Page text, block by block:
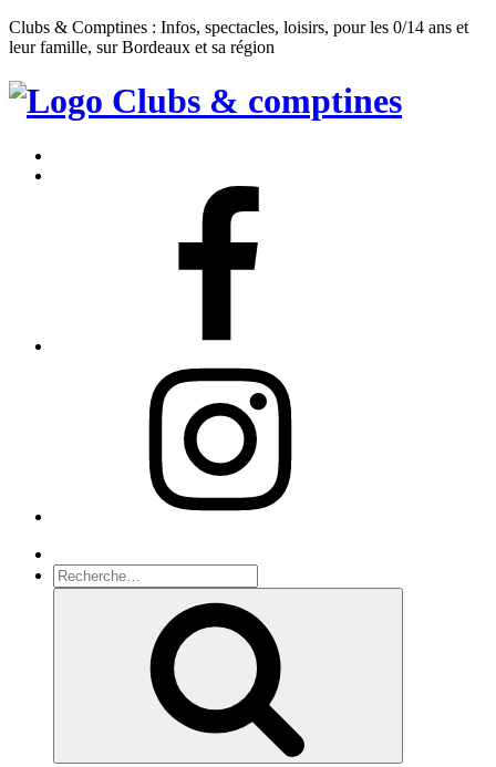
Clubs & Comptines : Infos, spectacles, loisirs, pour les 0/14 ans et
leur famille, sur Bordeaux et sa région
Clubs
Comptines
Recherche
pour